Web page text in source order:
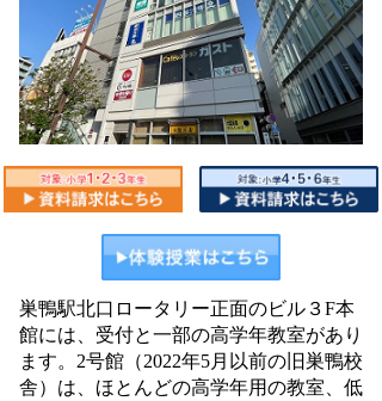
巣鴨駅北口ロータリー正面のビル３F本
館には、受付と一部の高学年教室があり
ます。2号館（2022年5月以前の旧巣鴨校
舎）は、ほとんどの高学年用の教室、低